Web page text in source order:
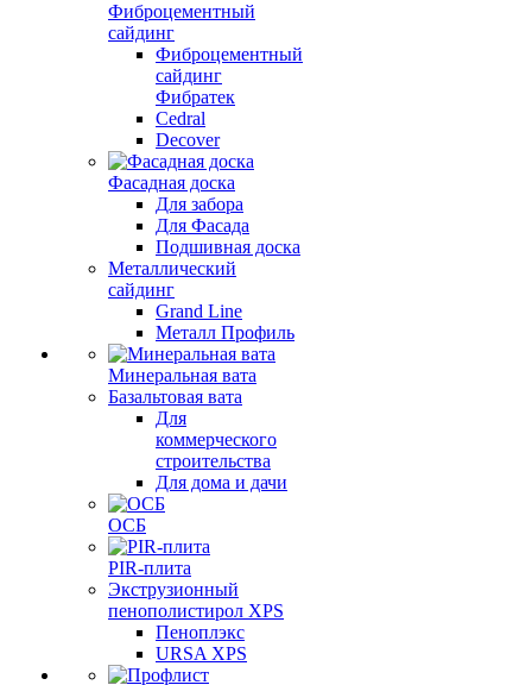
Фиброцементный
сайдинг
Фиброцементный
сайдинг
Фибратек
Cedral
Decover
Фасадная доска
Для забора
Для Фасада
Подшивная доска
Металлический
сайдинг
Grand Line
Металл Профиль
Минеральная вата
Базальтовая вата
Для
коммерческого
строительства
Для дома и дачи
ОСБ
PIR-плита
Экструзионный
пенополистирол XPS
Пеноплэкс
URSA XPS